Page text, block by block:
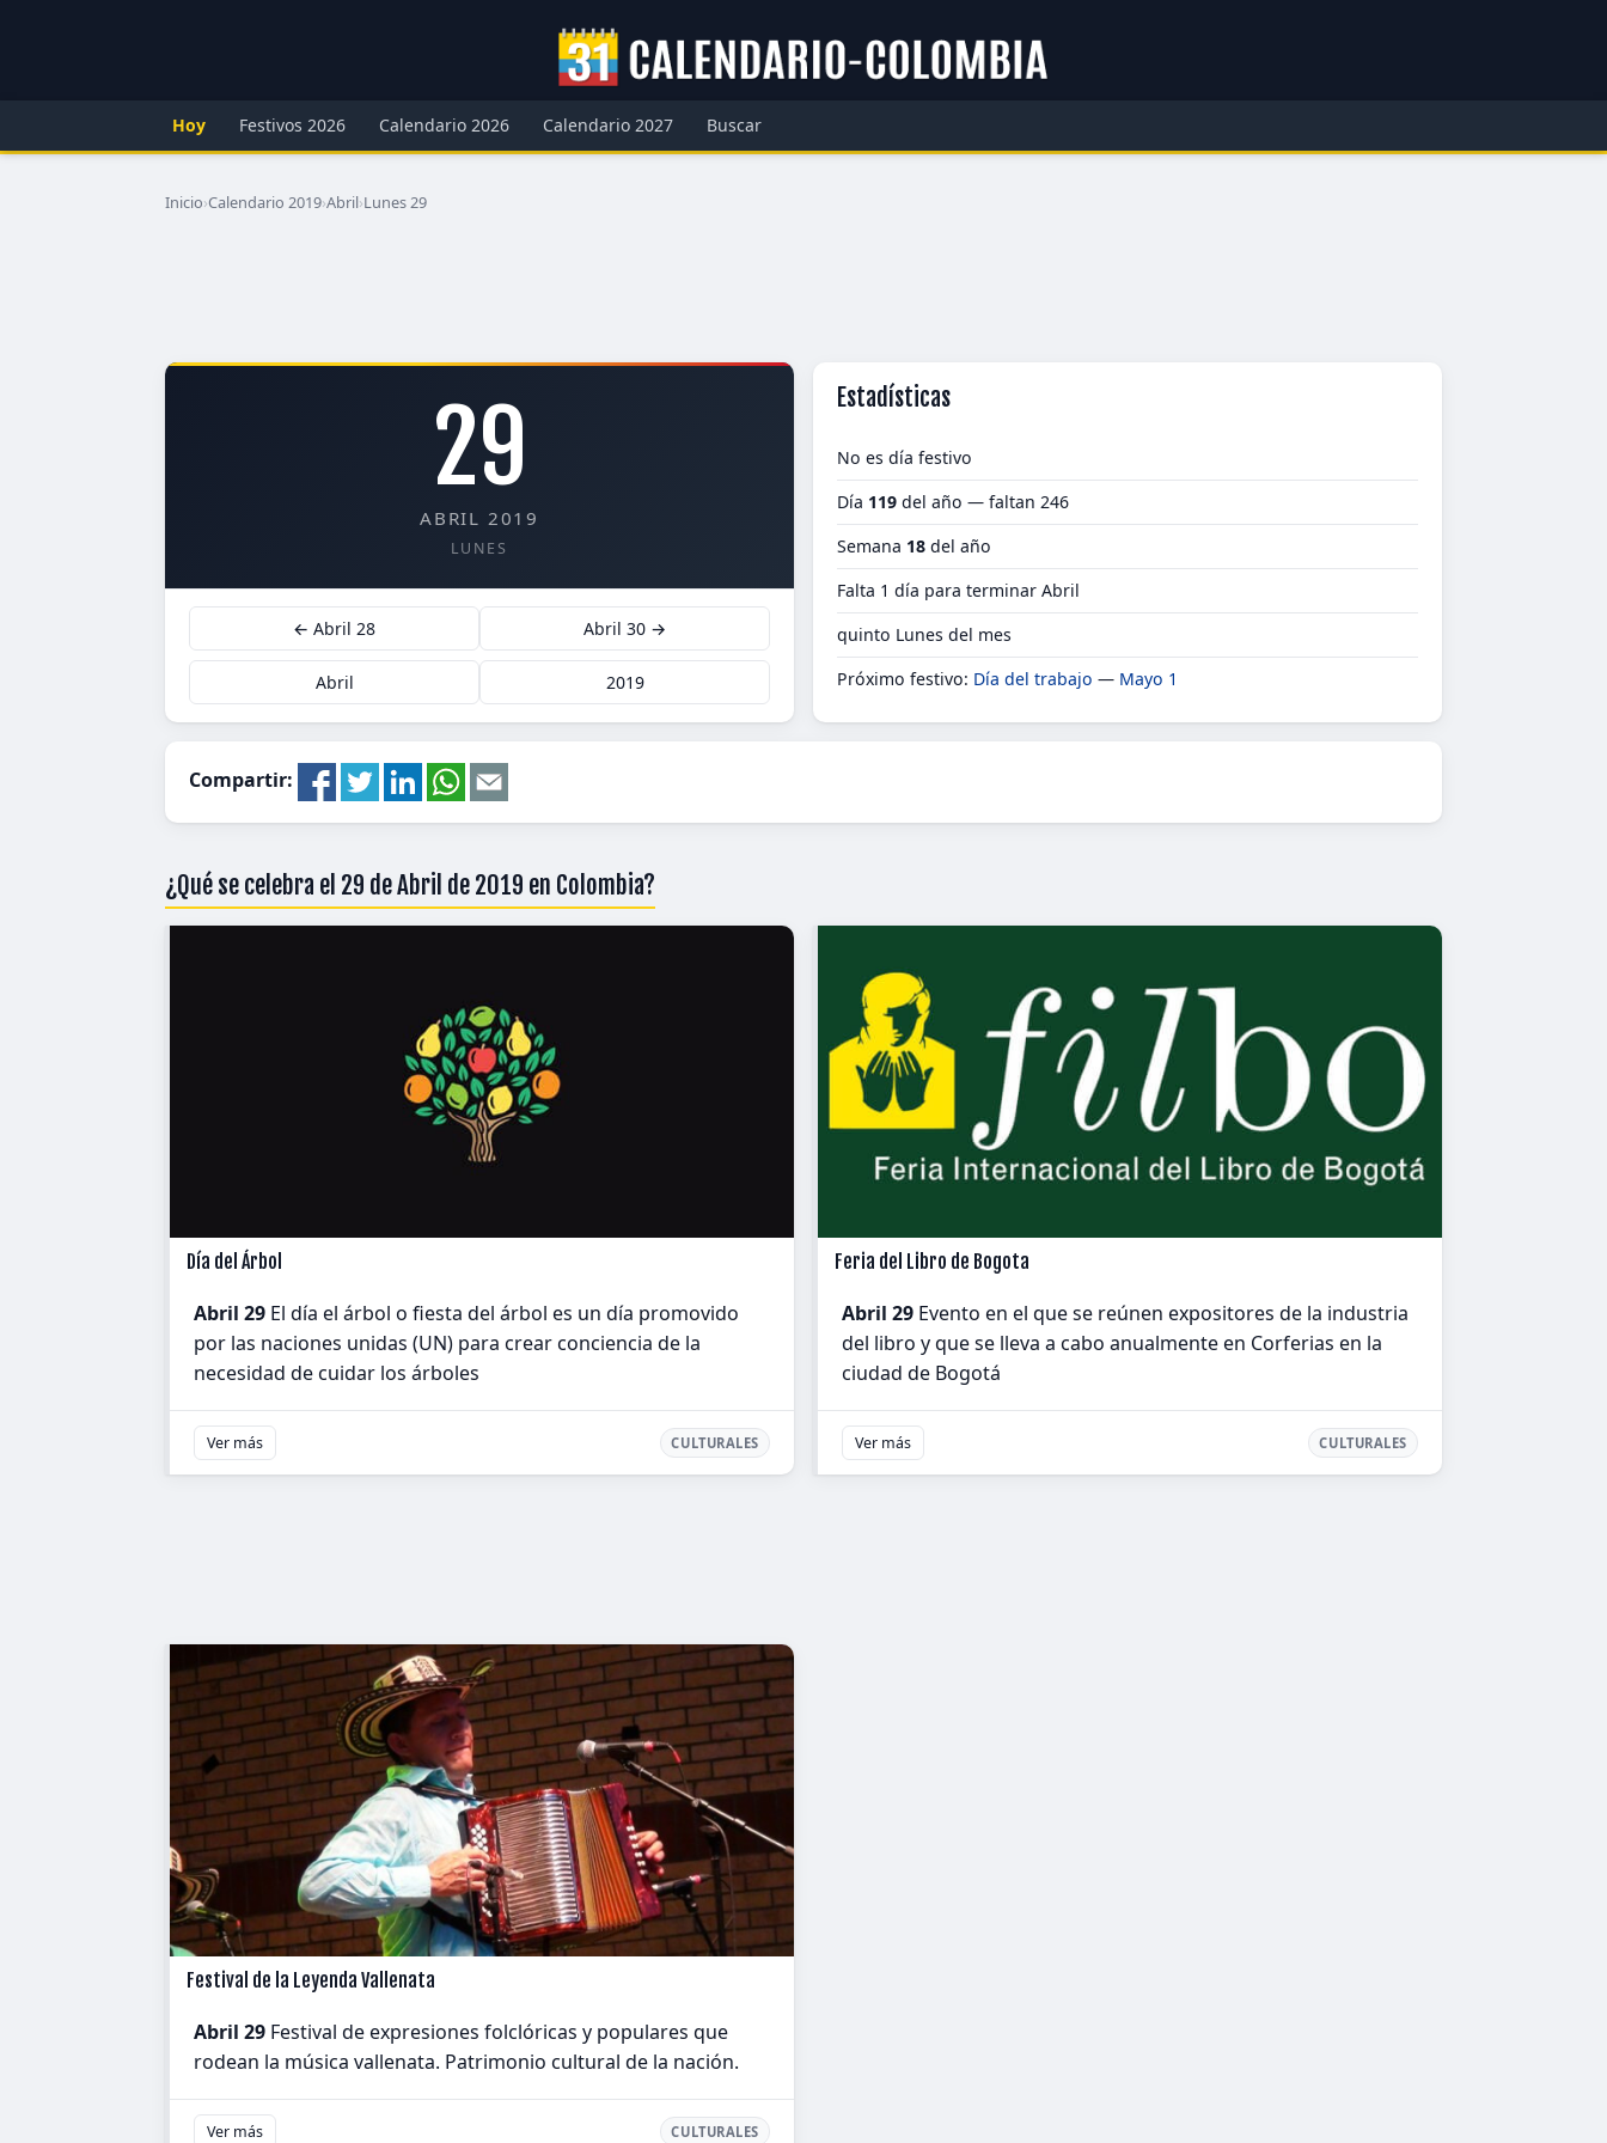
Hoy Festivos 2026 Calendario 2026 Calendario 2027 Buscar
Inicio›Calendario 2019›Abril›Lunes 29
29
ABRIL 2019
LUNES
← Abril 28 Abril 30 →
Abril 2019
Estadísticas
No es día festivo
Día 119 del año — faltan 246
Semana 18 del año
Falta 1 día para terminar Abril
quinto Lunes del mes
Próximo festivo: Día del trabajo — Mayo 1
Compartir:
¿Qué se celebra el 29 de Abril de 2019 en Colombia?
Día del Árbol
Abril 29 El día el árbol o fiesta del árbol es un día promovido
por las naciones unidas (UN) para crear conciencia de la
necesidad de cuidar los árboles
Ver más CULTURALES
Feria del Libro de Bogota
Abril 29 Evento en el que se reúnen expositores de la industria
del libro y que se lleva a cabo anualmente en Corferias en la
ciudad de Bogotá
Ver más CULTURALES
Festival de la Leyenda Vallenata
Abril 29 Festival de expresiones folclóricas y populares que
rodean la música vallenata. Patrimonio cultural de la nación.
Ver más CULTURALES